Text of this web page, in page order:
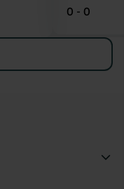
0 - 0